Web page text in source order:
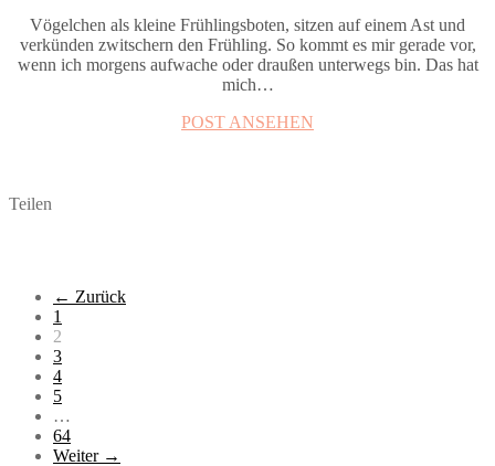
Vögelchen als kleine Frühlingsboten, sitzen auf einem Ast und
verkünden zwitschern den Frühling. So kommt es mir gerade vor,
wenn ich morgens aufwache oder draußen unterwegs bin. Das hat
mich…
POST ANSEHEN
Teilen
Seitennummerierung
der
Beiträge
← Zurück
1
2
3
4
5
…
64
Weiter →